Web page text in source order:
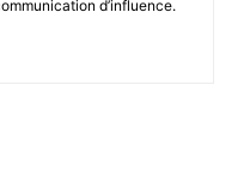
d’influence.